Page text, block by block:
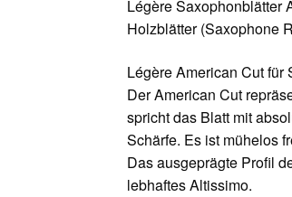
Légère Saxophonblätter
Holzblätter (Saxophone
Légère American Cut für
Der American Cut
spricht das Blatt mit
Schärfe. Es ist mühelos
Das ausgeprägte Profil
lebhaftes Altissimo.